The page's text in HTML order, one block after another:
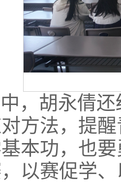
，胡永倩
方法，提
本功，也
以赛促学